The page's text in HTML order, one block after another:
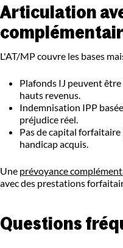
Articulation
L'AT/MP couvre les bases
Plafonds IJ peuvent
hauts revenus.
Indemnisation IPP
préjudice réel.
Pas de capital forfaitaire
handicap acquis.
Une prévoyance
avec des prestations
Questions